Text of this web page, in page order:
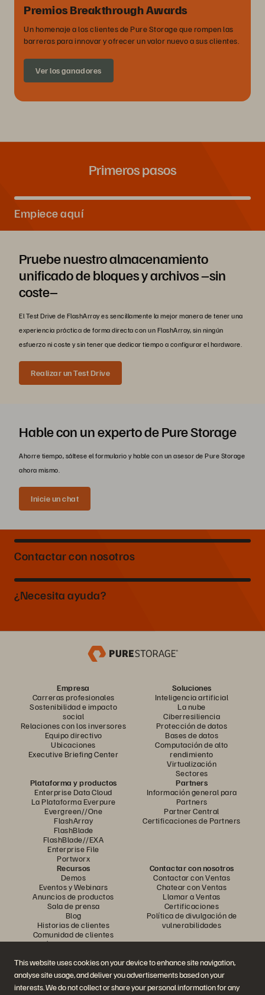
This website uses cookies on your device to enhance site navigation,
analyse site usage, and deliver you advertisements based on your
interests. We do not collect or share your personal information for any
Premios Breakthrough Awards
Un homenaje a los clientes de Pure Storage que rompen las
barreras para innovar y ofrecer un valor nuevo a sus clientes.
Ver los ganadores
Primeros pasos
Empiece aquí
Pruebe nuestro almacenamiento
unificado de bloques y archivos –sin
coste–
El Test Drive de FlashArray es sencillamente la mejor manera de tener una
experiencia práctica de forma directa con un FlashArray, sin ningún
esfuerzo ni coste y sin tener que dedicar tiempo a configurar el hardware.
Realizar un Test Drive
Hable con un experto de Pure Storage
Ahorre tiempo, sáltese el formulario y hable con un asesor de Pure Storage
ahora mismo.
Inicie un chat
Contactar con nosotros
¿Necesita ayuda?
Empresa
Carreras profesionales
Sostenibilidad e impacto
social
Relaciones con los inversores
Equipo directivo
Ubicaciones
Executive Briefing Center
Soluciones
Inteligencia artificial
La nube
Ciberresiliencia
Protección de datos
Bases de datos
Computación de alto
rendimiento
Virtualización
Sectores
Plataforma y productos
Enterprise Data Cloud
La Plataforma Everpure
Evergreen//One
FlashArray
FlashBlade
FlashBlade//EXA
Enterprise File
Portworx
Partners
Información general para
Partners
Partner Central
Certificaciones de Partners
Recursos
Demos
Eventos y Webinars
Anuncios de productos
Sala de prensa
Blog
Historias de clientes
Comunidad de clientes
Artículos divulgativos
Contactar con nosotros
Contactar con Ventas
Chatear con Ventas
Llamar a Ventas
Certificaciones
Política de divulgación de
vulnerabilidades
Únase a la conversación
Siga las redes sociales oficiales de Everpure